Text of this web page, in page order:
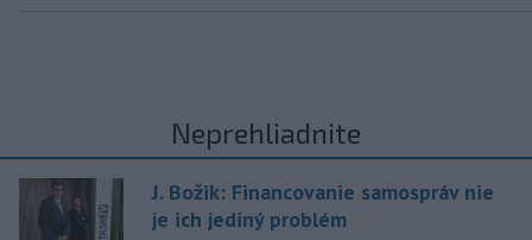
Neprehliadnite
J. Božik: Financovanie samospráv nie
je ich jediný problém